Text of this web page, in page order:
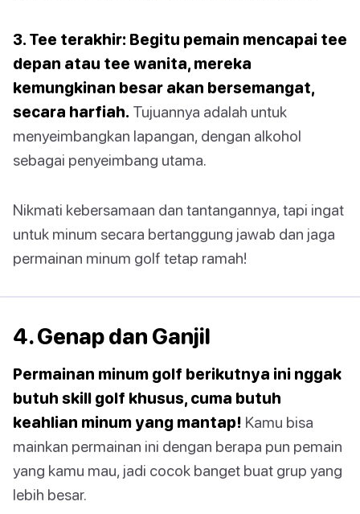
3. Tee terakhir: Begitu pemain mencapai tee
depan atau tee wanita, mereka
kemungkinan besar akan bersemangat,
secara harfiah. Tujuannya adalah untuk
menyeimbangkan lapangan, dengan alkohol
sebagai penyeimbang utama.
Nikmati kebersamaan dan tantangannya, tapi ingat
untuk minum secara bertanggung jawab dan jaga
permainan minum golf tetap ramah!
4. Genap dan Ganjil
Permainan minum golf berikutnya ini nggak
butuh skill golf khusus, cuma butuh
keahlian minum yang mantap! Kamu bisa
mainkan permainan ini dengan berapa pun pemain
yang kamu mau, jadi cocok banget buat grup yang
lebih besar.